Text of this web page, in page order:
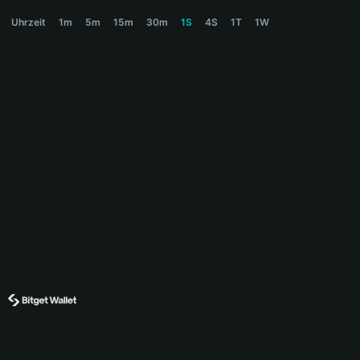
Uhrzeit 1m 5m 15m 30m 1S 4S 1T 1W